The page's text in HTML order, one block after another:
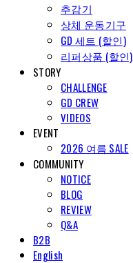
추감기
상체 운동기구
GD 세트 (할인)
리퍼상품 (할인)
STORY
CHALLENGE
GD CREW
VIDEOS
EVENT
2026 여름 SALE
COMMUNITY
NOTICE
BLOG
REVIEW
Q&A
B2B
English